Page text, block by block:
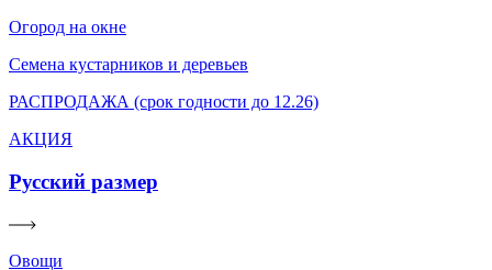
Огород на окне
Семена кустарников и деревьев
РАСПРОДАЖА (срок годности до 12.26)
АКЦИЯ
Русский размер
Овощи